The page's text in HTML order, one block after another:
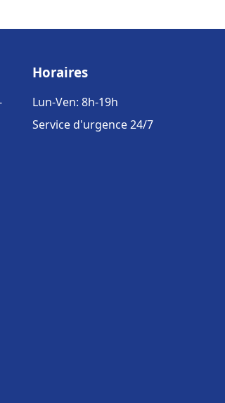
Horaires
Lun-Ven: 8h-19h
Service d'urgence 24/7